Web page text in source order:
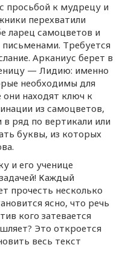
просьбой к мудрецу и
перехватили
ларец самоцветов и
Требуется
Арканиус берет в
— Лидию: именно
необходимы для
они находят ключ к
из самоцветов,
ряд по вертикали или
буквы, из которых
и его ученице
Каждый
прочесть несколько
ясно, что речь
кого затевается
Это откроется
весь текст